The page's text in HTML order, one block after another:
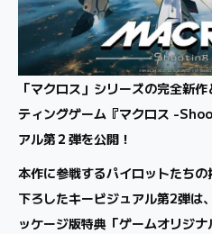
「マクロス」シリーズの完全新
ティングゲーム『マクロス -
アル第２弾を公開！
本作に参戦するパイロットたち
下ろしたキービジュアル第2弾は
ッケージ版特典「ゲームオリジ